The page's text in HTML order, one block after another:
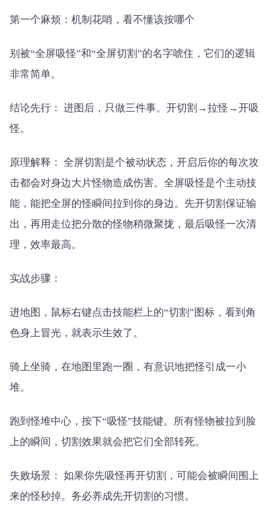
第一个麻烦：机制花哨，看不懂该按哪个
别被“全屏吸怪”和“全屏切割”的名字唬住，它们的逻辑
非常简单。
结论先行： 进图后，只做三件事。开切割→拉怪→开吸
怪。
原理解释： 全屏切割是个被动状态，开启后你的每次攻
击都会对身边大片怪物造成伤害。全屏吸怪是个主动技
能，能把全屏的怪瞬间拉到你的身边。先开切割保证输
出，再用走位把分散的怪物稍微聚拢，最后吸怪一次清
理，效率最高。
实战步骤：
进地图，鼠标右键点击技能栏上的“切割”图标，看到角
色身上冒光，就表示生效了。
骑上坐骑，在地图里跑一圈，有意识地把怪引成一小
堆。
跑到怪堆中心，按下“吸怪”技能键。所有怪物被拉到脸
上的瞬间，切割效果就会把它们全部转死。
失败场景： 如果你先吸怪再开切割，可能会被瞬间围上
来的怪秒掉。务必养成先开切割的习惯。